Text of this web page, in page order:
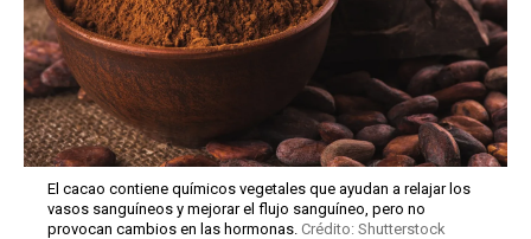
El cacao contiene químicos vegetales que ayudan a relajar los
vasos sanguíneos y mejorar el flujo sanguíneo, pero no
provocan cambios en las hormonas. Crédito: Shutterstock